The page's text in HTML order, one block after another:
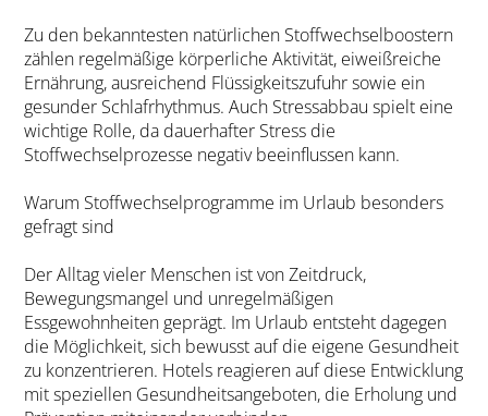
Zu den bekanntesten natürlichen Stoffwechselboostern
zählen regelmäßige körperliche Aktivität, eiweißreiche
Ernährung, ausreichend Flüssigkeitszufuhr sowie ein
gesunder Schlafrhythmus. Auch Stressabbau spielt eine
wichtige Rolle, da dauerhafter Stress die
Stoffwechselprozesse negativ beeinflussen kann.
Warum Stoffwechselprogramme im Urlaub besonders
gefragt sind
Der Alltag vieler Menschen ist von Zeitdruck,
Bewegungsmangel und unregelmäßigen
Essgewohnheiten geprägt. Im Urlaub entsteht dagegen
die Möglichkeit, sich bewusst auf die eigene Gesundheit
zu konzentrieren. Hotels reagieren auf diese Entwicklung
mit speziellen Gesundheitsangeboten, die Erholung und